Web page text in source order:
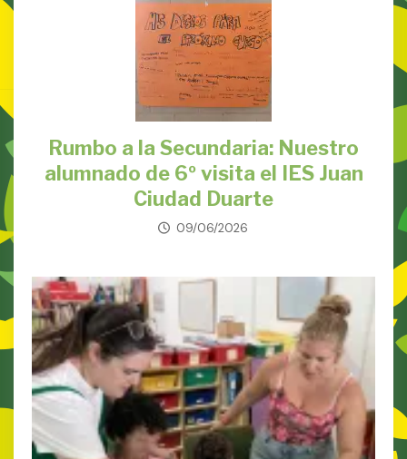
Rumbo a la Secundaria: Nuestro
alumnado de 6º visita el IES Juan
Ciudad Duarte
09/06/2026